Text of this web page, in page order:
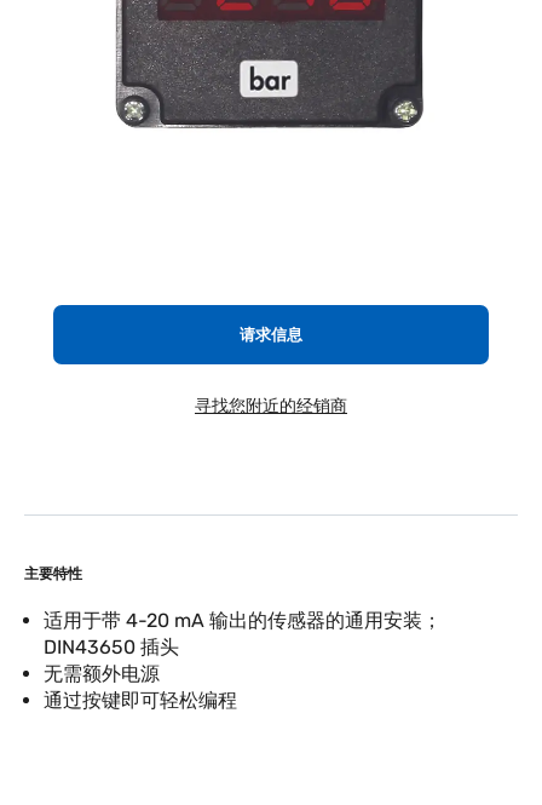
主要特性
适用于带 4-20 mA 输出的传感器的通用安装；
DIN43650 插头
无需额外电源
通过按键即可轻松编程
请求信息
寻找您附近的经销商